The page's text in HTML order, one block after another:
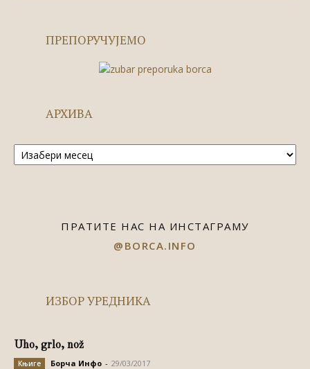
ПРЕПОРУЧУЈЕМО
АРХИВА
Архива
ПРАТИТЕ НАС НА ИНСТАГРАМУ
@BORCA.INFO
ИЗБОР УРЕДНИКА
Uho, grlo, nož
Књиге Борча Инфо - 29/03/2017